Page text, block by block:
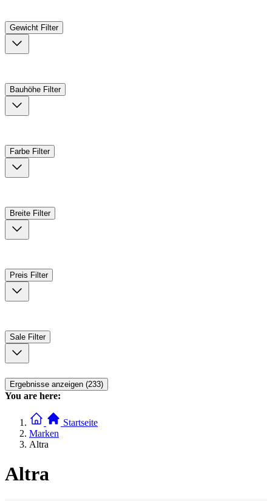
Gewicht Filter
Bauhöhe Filter
Farbe Filter
Breite Filter
Preis Filter
Sale Filter
Ergebnisse anzeigen (233)
You are here:
Startseite
Marken
Altra
Altra